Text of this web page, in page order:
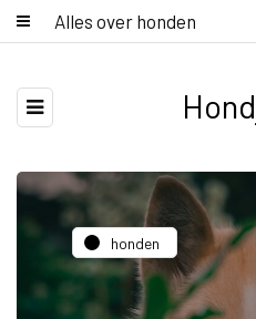
Alles over honden
honden